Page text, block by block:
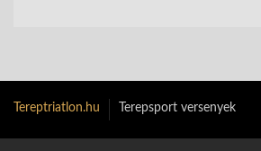
Tereptriatlon.hu Terepsport versenyek